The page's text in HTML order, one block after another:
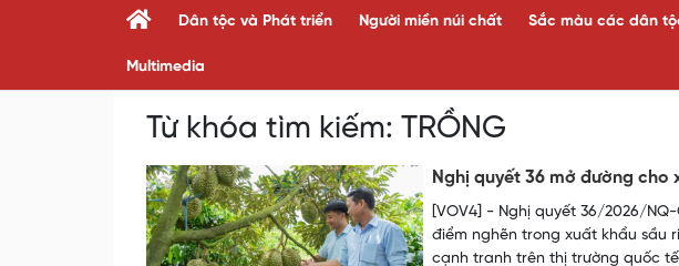
Dân tộc và Phát triển Người miền núi chất Sắc màu các dân
Multimedia
Từ khóa tìm kiếm: TRỒNG
Nghị quyết 36 mở đường
[VOV4] - Nghị quyết 36/2026/
điểm nghẽn trong xuất khẩu sầu
cạnh tranh trên thị trường quốc